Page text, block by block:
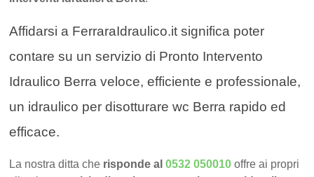
Affidarsi a FerraraIdraulico.it significa poter
contare su un servizio di Pronto Intervento
Idraulico Berra veloce, efficiente e professionale,
un idraulico per disotturare wc Berra rapido ed
efficace.
La nostra ditta che risponde al0532 050010 offre ai propri